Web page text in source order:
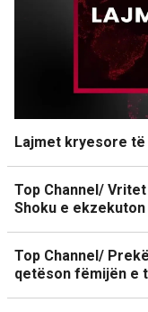
Lajmet kryesore të
Top Channel/
Shoku e
Top Channel/
qetëson fëmijën e